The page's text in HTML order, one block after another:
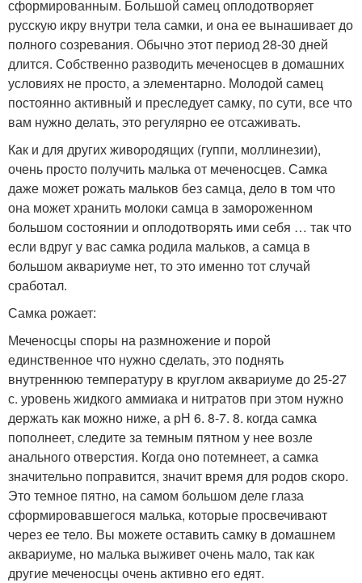
сформированным. Большой самец оплодотворяет
русскую икру внутри тела самки, и она ее вынашивает до
полного созревания. Обычно этот период 28-30 дней
длится. Собственно разводить меченосцев в домашних
условиях не просто, а элементарно. Молодой самец
постоянно активный и преследует самку, по сути, все что
вам нужно делать, это регулярно ее отсаживать.
Как и для других живородящих (гуппи, моллинезии),
очень просто получить малька от меченосцев. Самка
даже может рожать мальков без самца, дело в том что
она может хранить молоки самца в замороженном
большом состоянии и оплодотворять ими себя … так что
если вдруг у вас самка родила мальков, а самца в
большом аквариуме нет, то это именно тот случай
сработал.
Самка рожает:
Меченосцы споры на размножение и порой
единственное что нужно сделать, это поднять
внутреннюю температуру в круглом аквариуме до 25-27
с. уровень жидкого аммиака и нитратов при этом нужно
держать как можно ниже, а рН 6. 8-7. 8. когда самка
пополнеет, следите за темным пятном у нее возле
анального отверстия. Когда оно потемнеет, а самка
значительно поправится, значит время для родов скоро.
Это темное пятно, на самом большом деле глаза
сформировавшегося малька, которые просвечивают
через ее тело. Вы можете оставить самку в домашнем
аквариуме, но малька выживет очень мало, так как
другие меченосцы очень активно его едят.